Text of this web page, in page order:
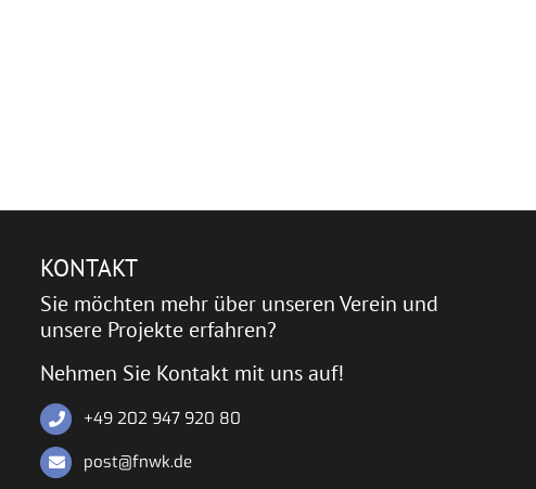
KONTAKT
Sie möchten mehr über unseren Verein und
unsere Projekte erfahren?
Nehmen Sie Kontakt mit uns auf!
+49 202 947 920 80
post@fnwk.de